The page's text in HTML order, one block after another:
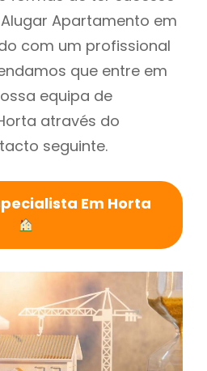
Apartamento em
com um profissional
que entre em
equipa de
através do
seguinte.
Em Horta